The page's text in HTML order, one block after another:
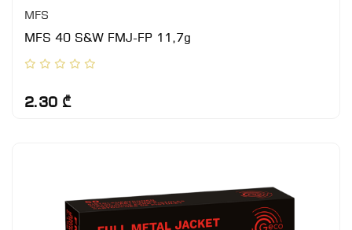
MFS
MFS 40 S&W FMJ-FP 11,7g
2.30 ₾